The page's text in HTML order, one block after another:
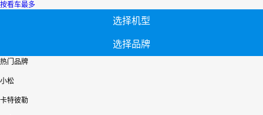
按看车最多
选择机型
选择品牌
热门品牌
小松
卡特彼勒